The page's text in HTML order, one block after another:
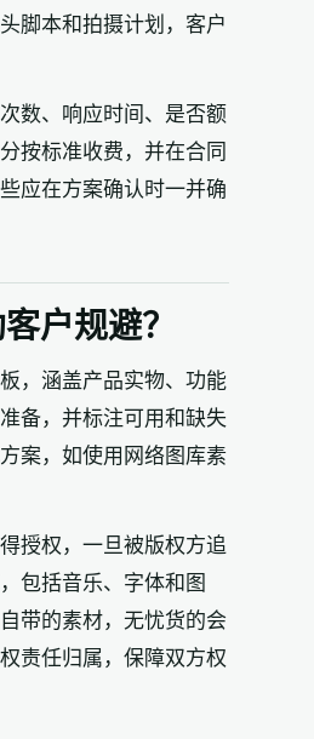
脚本和拍摄计划，客户
数、响应时间、是否额
按标准收费，并在合同
应在方案确认时一并确
户规避？
，涵盖产品实物、功能
备，并标注可用和缺失
案，如使用网络图库素
授权，一旦被版权方追
包括音乐、字体和图
带的素材，无忧货的会
责任归属，保障双方权